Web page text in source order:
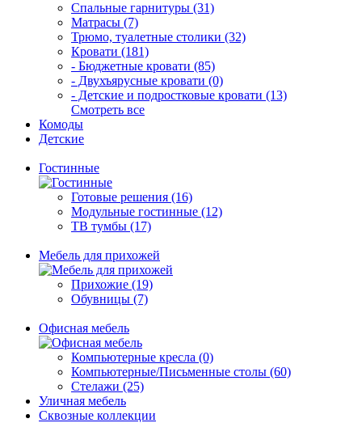
Спальные гарнитуры (31)
Матрасы (7)
Трюмо, туалетные столики (32)
Кровати (181)
- Бюджетные кровати (85)
- Двухъярусные кровати (0)
- Детские и подростковые кровати (13)
Смотреть все
Комоды
Детские
Гостинные
Готовые решения (16)
Модульные гостинные (12)
ТВ тумбы (17)
Мебель для прихожей
Прихожие (19)
Обувницы (7)
Офисная мебель
Компьютерные кресла (0)
Компьютерные/Письменные столы (60)
Стелажи (25)
Уличная мебель
Сквозные коллекции